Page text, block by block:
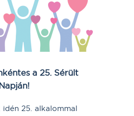
a 25. Sérült
idén 25. alkalommal